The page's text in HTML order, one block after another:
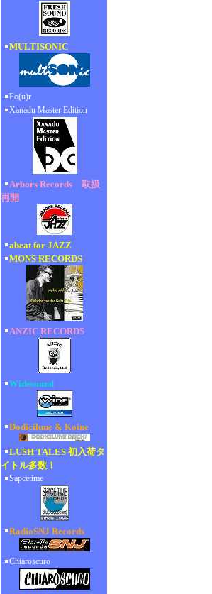
MULTISONIC
Fo(u)r
Xanadu Master Edition
Arbors Records 取扱
再開
abeat for JAZZ
MONS RECORDS
ANZIC RECORDS
Widesound
Dodicilune & Koine
LUSH TALES 初入荷タ
イトル多数！
Sapcetime
RadioSNJ Records
Chiaroscuro